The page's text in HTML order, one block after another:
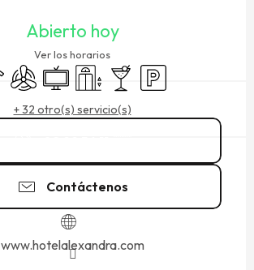
Abierto hoy
Ver los horarios
Aire Acondicionado
TelevisiónAscensorBar / Refrigerio
Aparcamiento
+ 32 otro(s) servicio(s)
Contáctenos
www.hotelalexandra.com